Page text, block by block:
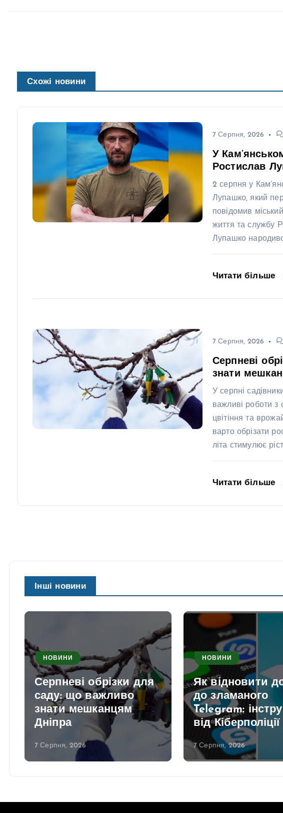
Схожі новини
7 Серпня, 2026
У
Ростислав
2 серпня у
Лупашко, який
повідомив
життя та службу
Лупашко
Читати більше
7 Серпня, 2026
Серпневі
знати
У серпні
важливі роботи з
цвітіння та
варто обрізати
літа стимулює
Читати більше
Інші новини
НОВИНИ
Серпневі обрізки для
саду: що важливо
знати мешканцям
Дніпра
7 Серпня, 2026
НОВИНИ
Як відновити
до зламаного
Telegram:
від
7 Серпня, 2026